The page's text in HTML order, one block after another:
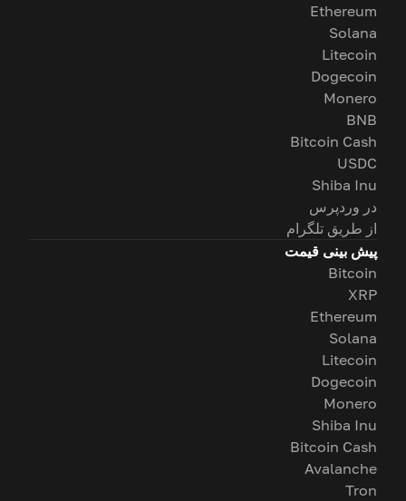
Ethereum
Solana
Litecoin
Dogecoin
Monero
BNB
Bitcoin Cash
USDC
Shiba Inu
در وردپرس
از طریق تلگرام
پیش بینی قیمت
Bitcoin
XRP
Ethereum
Solana
Litecoin
Dogecoin
Monero
Shiba Inu
Bitcoin Cash
Avalanche
Tron